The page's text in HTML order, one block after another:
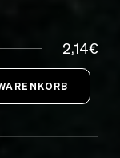
2,14€